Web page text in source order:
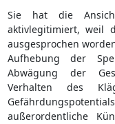
Sie hat die
aktivlegitimiert, weil
ausgesprochen
Aufhebung der
Abwägung der
Verhalten des
außerordentliche